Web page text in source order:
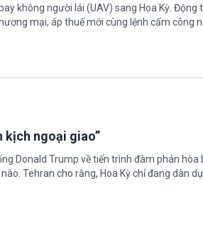
không người lái (UAV) sang Hoa Kỳ. Động
mại, áp thuế mới cùng lệnh cấm công
kịch ngoại giao”
Donald Trump về tiến trình đàm phán hòa
Tehran cho rằng, Hoa Kỳ chỉ đang dàn